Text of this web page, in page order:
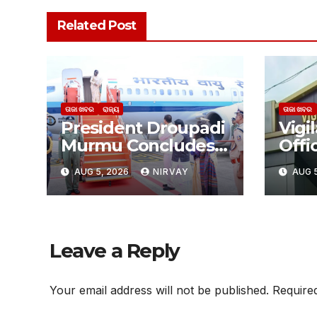
Related Post
ତାଜା ଖବର ରାଜ୍ୟ
President Droupadi
Murmu Concludes
3-Day Odisha Visit
AUG 5, 2026 NIRVAY
ତାଜା ଖବର
AUG
Leave a Reply
Your email address will not be published.